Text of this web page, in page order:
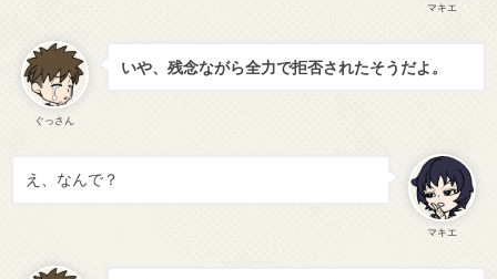
マキエ
ぐっさん
いや、残念ながら全力で拒否されたそうだよ。
マキエ
え、なんで？